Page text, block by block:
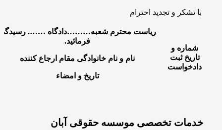
با تشکر و تجدید احترام
شماره و
تاریخ ثبت
دادخواست
ریاست محترم شعبه………دادگاه …….
فرمائید.
نام و نام خانوادگی مقام ارجاع کننده
تاریخ و امضاء
خدمات تخصصی موسسه حقوقی آبان